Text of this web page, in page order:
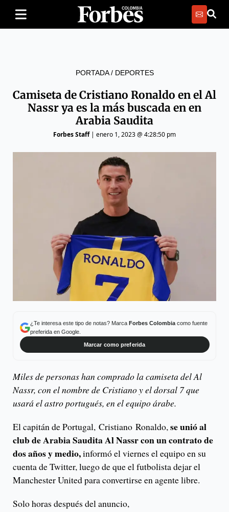
PORTADA/ DEPORTES
Camiseta de Cristiano Ronaldo en el Al
Nassr ya es la más buscada en en
Arabia Saudita
Forbes Staff| enero 1, 2023 @ 4:28:50 pm
¿Te interesa este tipo de notas? Marca Forbes Colombiacomo fuente
preferida en Google.
Marcar como preferida
Miles de personas han comprado la camiseta del Al
Nassr, con el nombre de Cristiano y el dorsal 7 que
usará el astro portugués, en el equipo árabe.
El capitán de Portugal, Cristiano Ronaldo, se unió al
club de Arabia Saudita Al Nassr con un contrato de
dos años y medio,informó el viernes el equipo en su
cuenta de Twitter, luego de que el futbolista dejar el
Manchester United para convertirse en agente libre.
Solo horas después del anuncio,